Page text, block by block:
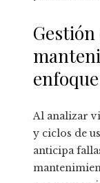
Gestión
Al analizar
y ciclos de
anticipa